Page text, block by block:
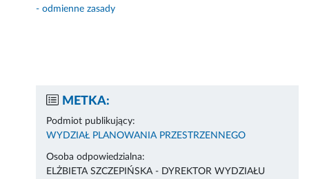
- odmienne zasady
METKA:
Podmiot publikujący:
WYDZIAŁ PLANOWANIA PRZESTRZENNEGO
Osoba odpowiedzialna:
ELŻBIETA SZCZEPIŃSKA - DYREKTOR WYDZIAŁU